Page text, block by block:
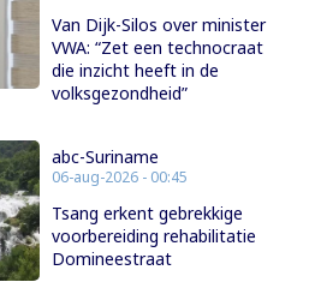
Van Dijk-Silos over minister
VWA: “Zet een technocraat
die inzicht heeft in de
volksgezondheid”
abc-Suriname
06-aug-2026 - 00:45
Tsang erkent gebrekkige
voorbereiding rehabilitatie
Domineestraat